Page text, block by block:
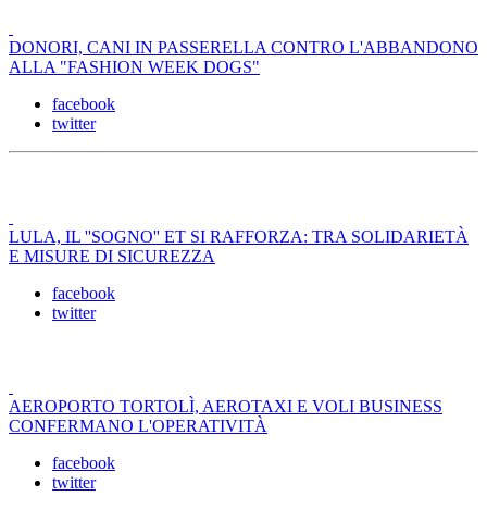
DONORI, CANI IN PASSERELLA CONTRO L'ABBANDONO
ALLA "FASHION WEEK DOGS"
facebook
twitter
LULA, IL ''SOGNO'' ET SI RAFFORZA: TRA SOLIDARIETÀ
E MISURE DI SICUREZZA
facebook
twitter
AEROPORTO TORTOLÌ, AEROTAXI E VOLI BUSINESS
CONFERMANO L'OPERATIVITÀ
facebook
twitter